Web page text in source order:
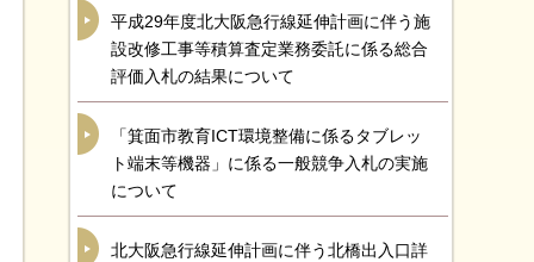
平成29年度北大阪急行線延伸計画に伴う施
設改修工事等積算査定業務委託に係る総合
評価入札の結果について
「箕面市教育ICT環境整備に係るタブレッ
ト端末等機器」に係る一般競争入札の実施
について
北大阪急行線延伸計画に伴う北橋出入口詳